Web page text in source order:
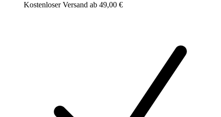
Kostenloser Versand ab 49,00 €